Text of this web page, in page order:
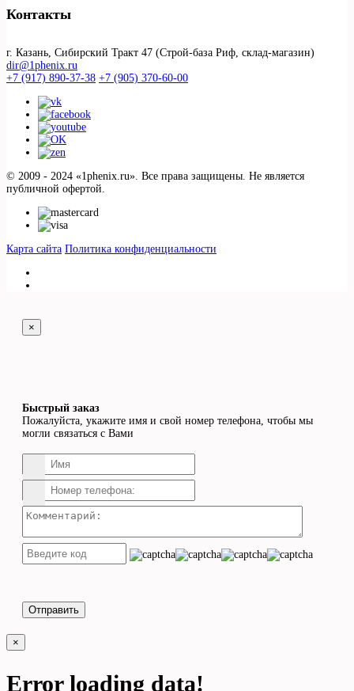
Контакты
г. Казань, Сибирский Тракт 47 (Строй-база Риф, склад-магазин)
dir@1phenix.ru
+7 (917) 890-37-38 +7 (905) 370-60-00
© 2009 - 2024 «1phenix.ru». Все права защищены. Не является
публичной офертой.
Карта сайта Политика конфиденциальности
×
Быстрый заказ
Пожалуйста, укажите имя и свой номер телефона, чтобы мы
могли связаться с Вами
Отправить
×
Error loading data!